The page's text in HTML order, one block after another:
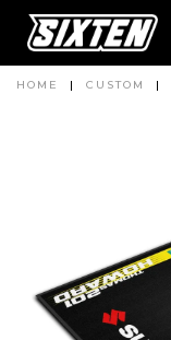
HOME | CUSTOM |